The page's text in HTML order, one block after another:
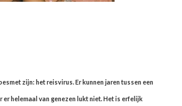
zijn: het reisvirus. Er kunnen jaren tussen een
er helemaal van genezen lukt niet. Het is erfelijk